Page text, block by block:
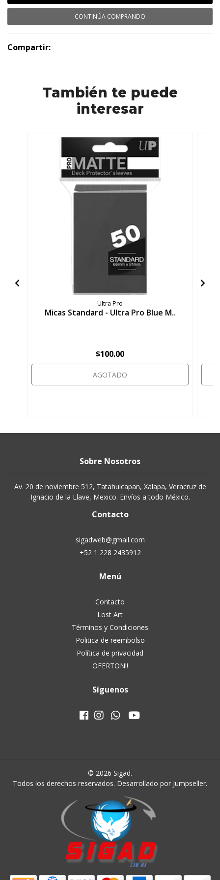
CONTINÚA COMPRANDO
Compartir:
También te puede
interesar
Ultra Pro
Micas Standard - Ultra Pro Blue M..
$100.00
AGOTADO
Sobre Nosotros
Av. 20 de noviembre 512, Tatahuicapan, Xalapa, Veracruz de
Ignacio de la Llave, Mexico. Envíos a todo México.
Contacto
sigadweb@gmail.com
+52 1 228 2435912
Menú
Contacto
Lost Art
Términos y Condiciones
Politica de reembolso
Política de privacidad
OFERTON!!
Síguenos
© 2026 Sigad.
Todos los derechos reservados. Desarrollado por Jumpseller.